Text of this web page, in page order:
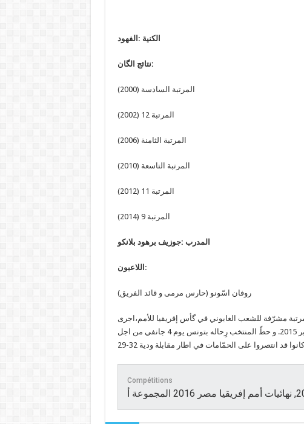
الكنية :الفهود
نتائج الگان:
المرتبة السادسة (2000)
المرتبة 12 (2002)
المرتبة الثامنة (2006)
المرتبة التاسعة (2010)
المرتبة 11 (2012)
المرتبة 9 (2014)
المدرب :جوزيف برهود بلانكو
اللاعبون:
روفان اسّونو (حارس مرمى و قائد الفريق)
مشرّفة للشعب الغابوني في گأس إفريقيا للأمم،اجرى
المنتخب الغابوني تربصا مغلقا في الغابون منذ 20 ديسمبر 2015. و حطّ المنتخب رِحاله بتونس يوم 4 جانفي من اجل
قد انتصروا على الحمّامات في اطار مقابلة ودية 32-29
Compétitions